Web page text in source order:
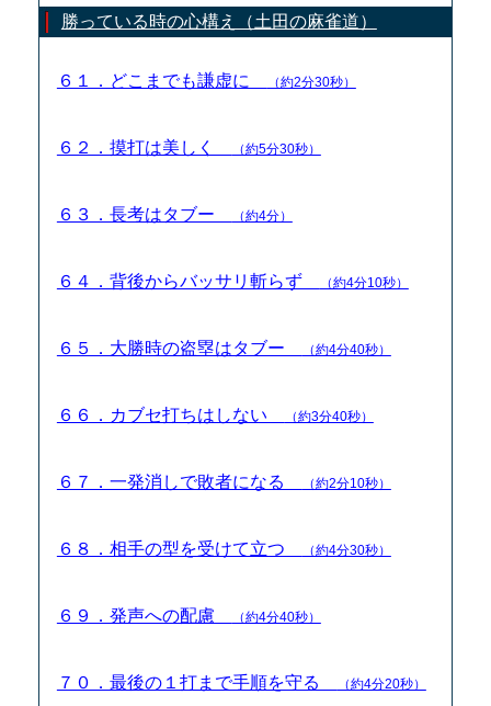
勝っている時の心構え（土田の麻雀道）
６１．どこまでも謙虚に （約2分30秒）
６２．摸打は美しく （約5分30秒）
６３．長考はタブー （約4分）
６４．背後からバッサリ斬らず （約4分10秒）
６５．大勝時の盗塁はタブー （約4分40秒）
６６．カブセ打ちはしない （約3分40秒）
６７．一発消しで敗者になる （約2分10秒）
６８．相手の型を受けて立つ （約4分30秒）
６９．発声への配慮 （約4分40秒）
７０．最後の１打まで手順を守る （約4分20秒）